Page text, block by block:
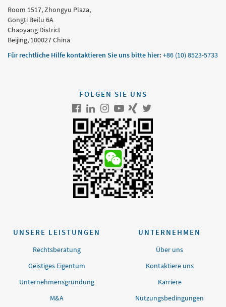
Room 1517, Zhongyu Plaza,
Gongti Beilu 6A
Chaoyang District
Beijing, 100027 China
Für rechtliche Hilfe kontaktieren Sie uns bitte hier: +86 (10) 8523-5733
FOLGEN SIE UNS
UNSERE LEISTUNGEN
Rechtsberatung
Geistiges Eigentum
Unternehmensgründung
M&A
UNTERNEHMEN
Über uns
Kontaktiere uns
Karriere
Nutzungsbedingungen